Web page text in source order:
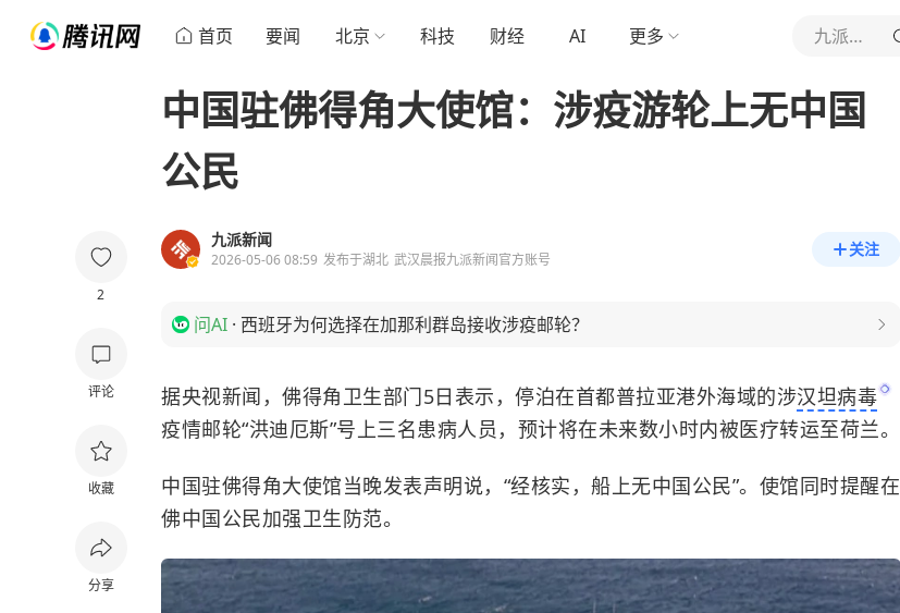
首页 要闻 北京 科技 财经 AI 更多 九派新闻
2
评论
收藏
分享
中国驻佛得角大使馆：涉疫游轮上无中国
公民
九派新闻
2026-05-06 08:59 发布于湖北 武汉晨报九派新闻官方账号
关注
问AI · 西班牙为何选择在加那利群岛接收涉疫邮轮？
据央视新闻，佛得角卫生部门5日表示，停泊在首都普拉亚港外海域的涉汉坦病毒
疫情邮轮“洪迪厄斯”号上三名患病人员，预计将在未来数小时内被医疗转运至荷兰。
中国驻佛得角大使馆当晚发表声明说，“经核实，船上无中国公民”。使馆同时提醒在
佛中国公民加强卫生防范。